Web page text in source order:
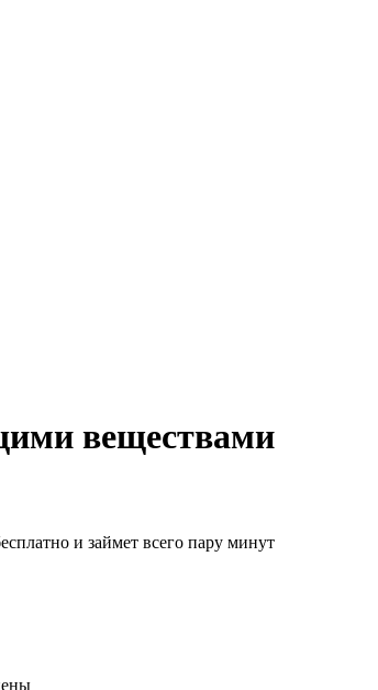
веществами
и займет всего пару минут